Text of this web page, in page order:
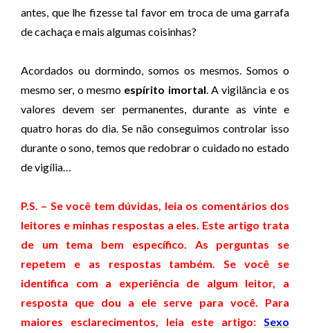
antes, que lhe fizesse tal favor em troca de uma garrafa
de cachaça e mais algumas coisinhas?
Acordados ou dormindo, somos os mesmos. Somos o
mesmo ser, o mesmo espírito imortal . A vigilância e os
valores devem ser permanentes, durante as vinte e
quatro horas do dia. Se não conseguimos controlar isso
durante o sono, temos que redobrar o cuidado no estado
de vigília…
P.S. – Se você tem dúvidas, leia os comentários dos
leitores e minhas respostas a eles. Este artigo trata
de um tema bem específico. As perguntas se
repetem e as respostas também. Se você se
identifica com a experiência de algum leitor, a
resposta que dou a ele serve para você. Para
maiores esclarecimentos, leia este artigo: Sexo